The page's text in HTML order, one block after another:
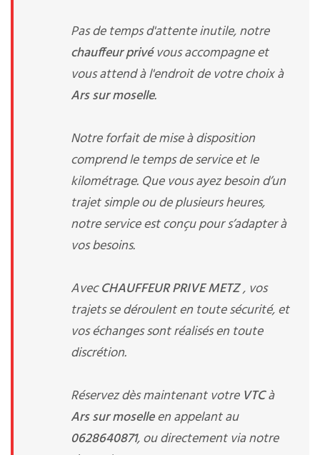
Pas de temps d'attente inutile, notre
chauffeur privévous accompagne et
vous attend à l'endroit de votre choix à
Ars sur moselle.
Notre forfait de mise à disposition
comprend le temps de service et le
kilométrage. Que vous ayez besoin d’un
trajet simple ou de plusieurs heures,
notre service est conçu pour s’adapter à
vos besoins.
AvecCHAUFFEUR PRIVE METZ, vos
trajets se déroulent en toute sécurité, et
vos échanges sont réalisés en toute
discrétion.
Réservez dès maintenant votre VTCà
Ars sur moselleen appelant au
0628640871, ou directement via notre